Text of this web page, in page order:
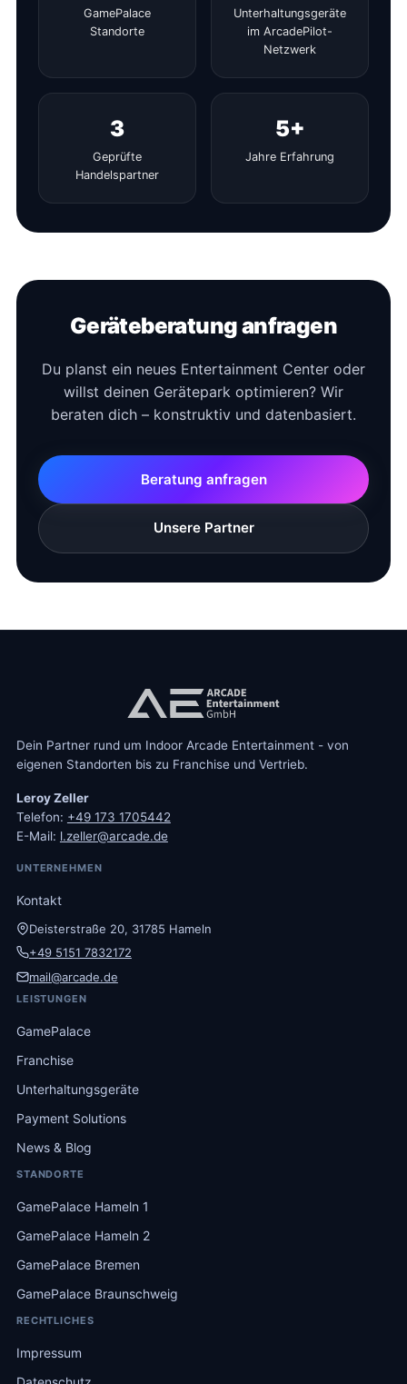
GamePalace
Standorte
Unterhaltungsgeräte
im ArcadePilot-
Netzwerk
3
Geprüfte
Handelspartner
5+
Jahre Erfahrung
Geräteberatung anfragen
Du planst ein neues Entertainment Center oder
willst deinen Gerätepark optimieren? Wir
beraten dich – konstruktiv und datenbasiert.
Beratung anfragen
Unsere Partner
Dein Partner rund um Indoor Arcade Entertainment - von
eigenen Standorten bis zu Franchise und Vertrieb.
Leroy Zeller
Telefon: +49 173 1705442
E-Mail: l.zeller@arcade.de
UNTERNEHMEN
Kontakt
Deisterstraße 20, 31785 Hameln
+49 5151 7832172
mail@arcade.de
LEISTUNGEN
GamePalace
Franchise
Unterhaltungsgeräte
Payment Solutions
News & Blog
STANDORTE
GamePalace Hameln 1
GamePalace Hameln 2
GamePalace Bremen
GamePalace Braunschweig
RECHTLICHES
Impressum